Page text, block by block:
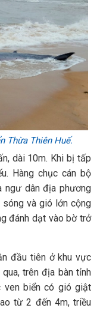
Thừa Thiên Huế.
dài 10m. Khi bị tấp
Hàng chục cán bộ
ngư dân địa phương
sóng và gió lớn cộng
đánh dạt vào bờ trở
đầu tiên ở khu vực
trên địa bàn tỉnh
ven biển có gió giật
từ 2 đến 4m, triều